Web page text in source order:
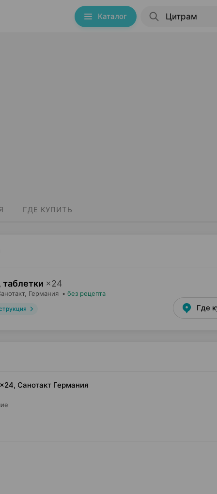
Каталог
ГДЕ КУПИТЬ
×24
, Германия • без рецепта
Где
Санотакт Германия